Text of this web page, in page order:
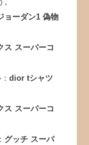
ョーダン1 偽物
ス スーパーコ
dior tシャツ
ス スーパーコ
グッチ スーパ